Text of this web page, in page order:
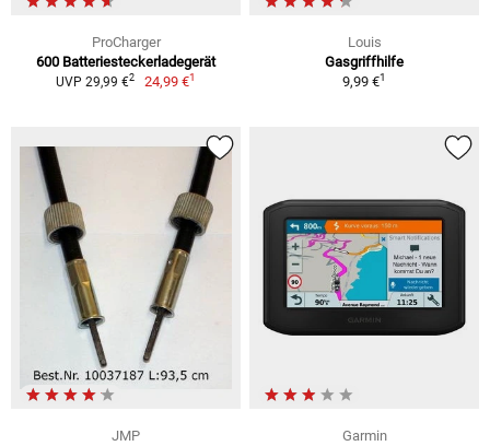
ProCharger
600 Batteriesteckerladegerät
UVP 29,99 €2 24,99 €1
Louis
Gasgriffhilfe
9,99 €1
JMP
Garmin